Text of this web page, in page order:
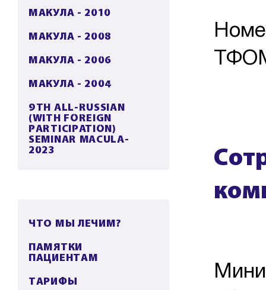
МАКУЛА - 2010
МАКУЛА - 2008
МАКУЛА - 2006
МАКУЛА - 2004
9TH ALL-RUSSIAN
(WITH FOREIGN
PARTICIPATION)
SEMINAR MACULA-
2023
ЧТО МЫ ЛЕЧИМ?
ПАМЯТКИ
ПАЦИЕНТАМ
ТАРИФЫ